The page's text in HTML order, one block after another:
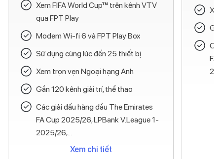
Xem FIFA World Cup™ trên kênh VTV
qua FPT Play
Modem Wi-fi 6 và FPT Play Box
Sử dụng cùng lúc đến 25 thiết bị
Xem trọn vẹn Ngoại hạng Anh
Gần 120 kênh giải trí, thể thao
Các giải đấu hàng đầu The Emirates
FA Cup 2025/26, LPBank V.League 1-
2025/26,...
Xem chi tiết
FA